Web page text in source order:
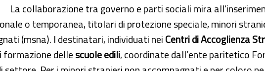
La collaborazione tra governo e parti sociali mira
o temporanea, titolari di protezione speciale, minori
(msna). I destinatari, individuati neiCentri di Accoglienza
formazione dellescuole edili, coordinate dall’ente paritetico